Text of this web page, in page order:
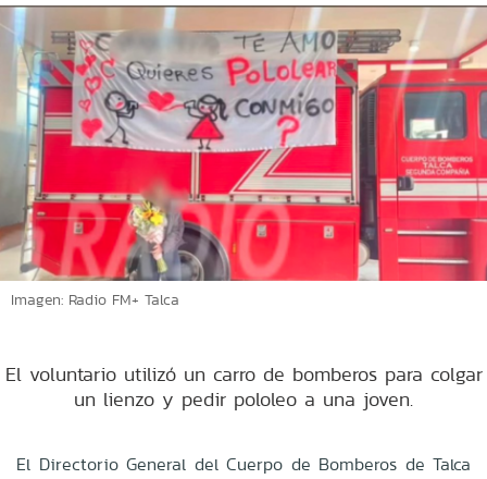
Imagen: Radio FM+ Talca
El voluntario utilizó un carro de bomberos para colgar
un lienzo y pedir pololeo a una joven.
El Directorio General del Cuerpo de Bomberos de Talca